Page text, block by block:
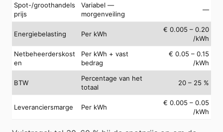
Spot-/groothandels
prijs
Variabel —
morgenveiling
—
Energiebelasting Per kWh
€ 0.005 – 0.20
/kWh
Netbeheerderskost
en
Per kWh + vast
bedrag
€ 0.05 – 0.15
/kWh
BTW
Percentage van het
totaal
20 – 25 %
Leveranciersmarge Per kWh
€ 0.005 – 0.05
/kWh